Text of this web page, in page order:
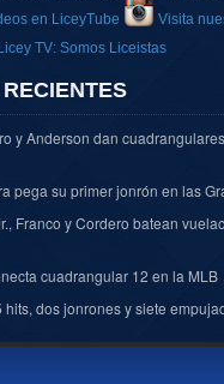
en LiceyTube
Visita
TV: Somos Liceistas
y Anderson dan
pega su primer jonrón en las
Franco y Cordero batean
cuadrangular 12 en la MLB
hits, dos jonrones y siete